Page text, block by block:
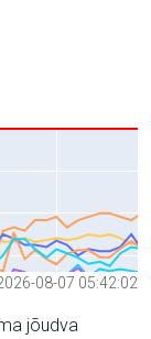
08-07 05:42:02
jõudva